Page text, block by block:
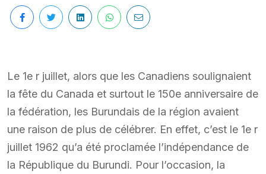
Le 1e r juillet, alors que les Canadiens soulignaient
la fête du Canada et surtout le 150e anniversaire de
la fédération, les Burundais de la région avaient
une raison de plus de célébrer. En effet, c’est le 1e r
juillet 1962 qu’a été proclamée l’indépendance de
la République du Burundi. Pour l’occasion, la